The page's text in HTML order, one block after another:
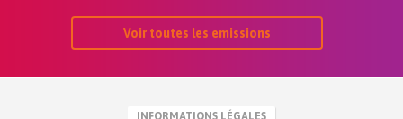
Voir toutes les emissions
INFORMATIONS LÉGALES